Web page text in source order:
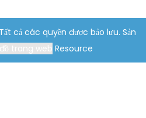
cả các quyền được bảo lưu. Sản
trang web Resource